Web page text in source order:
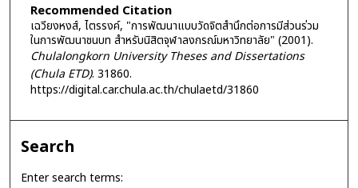
Recommended Citation
เฉวียงหงส์, ไตรรงค์, "การพัฒนาแบบวัดจิตสำนึกต่อการมีส่วนร่วม
ในการพัฒนาชนบท สำหรับนิสิตจุฬาลงกรณ์มหาวิทยาลัย" (2001).
Chulalongkorn University Theses and Dissertations
(Chula ETD). 31860.
https://digital.car.chula.ac.th/chulaetd/31860
Search
Enter search terms: